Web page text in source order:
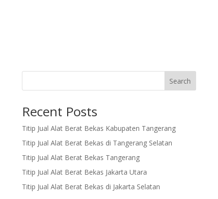
Search
Recent Posts
Titip Jual Alat Berat Bekas Kabupaten Tangerang
Titip Jual Alat Berat Bekas di Tangerang Selatan
Titip Jual Alat Berat Bekas Tangerang
Titip Jual Alat Berat Bekas Jakarta Utara
Titip Jual Alat Berat Bekas di Jakarta Selatan